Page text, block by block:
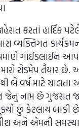
કરતાં હાર્દિક
વ્યક્તિગત
પ્રમાણે ગાઈડલાઈન
રોડમેપ તૈયાર
બે વર્ષ માટે
જેનું નામ છે ગુજરાત
છું કેટલાય બાકી
અને એમની